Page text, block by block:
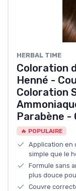
HERBAL TIME
Coloration
Henné -
Coloration
Parabène -
🔥 POPULAIRE
Application en
simple que le
Formule sans
plus douce
Couvre